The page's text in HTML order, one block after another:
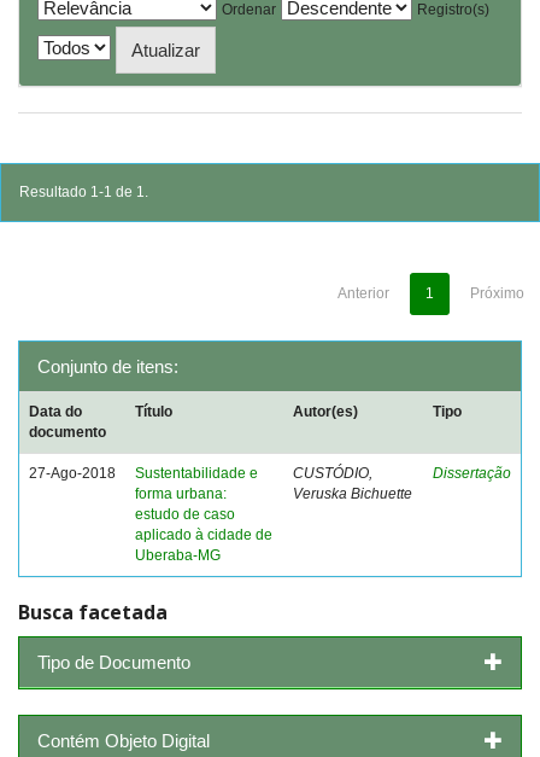
Ordenar
Registro(s)
Resultado 1-1 de 1.
Anterior 1 Próximo
Conjunto de itens:
Data do
documento
Título Autor(es) Tipo
27-Ago-2018
Sustentabilidade e
forma urbana:
estudo de caso
aplicado à cidade de
Uberaba-MG
CUSTÓDIO,
Veruska Bichuette
Dissertação
Busca facetada
Tipo de Documento
Contém Objeto Digital